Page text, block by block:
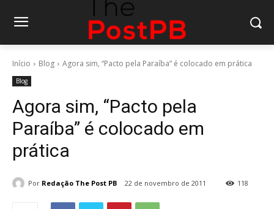
Início Blog Agora sim, “Pacto pela Paraíba” é colocado em prática
Blog
Agora sim, “Pacto pela
Paraíba” é colocado em
prática
Por Redação The Post PB 22 de novembro de 2011 118